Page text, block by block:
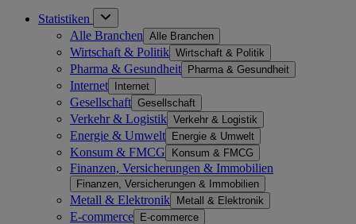
Statistiken
Alle Branchen Alle Branchen
Wirtschaft & Politik Wirtschaft & Politik
Pharma & Gesundheit Pharma & Gesundheit
Internet Internet
Gesellschaft Gesellschaft
Verkehr & Logistik Verkehr & Logistik
Energie & Umwelt Energie & Umwelt
Konsum & FMCG Konsum & FMCG
Finanzen, Versicherungen & Immobilien
Finanzen, Versicherungen & Immobilien
Metall & Elektronik Metall & Elektronik
E-commerce E-commerce